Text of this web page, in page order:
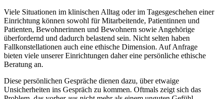
Viele Situationen im klinischen Alltag oder im Tagesgeschehen einer
Einrichtung können sowohl für Mitarbeitende, Patientinnen und
Patienten, Bewohnerinnen und Bewohnern sowie Angehörige
überfordernd und dadurch belastend sein. Nicht selten haben
Fallkonstellationen auch eine ethische Dimension. Auf Anfrage
bieten viele unserer Einrichtungen daher eine persönliche ethische
Beratung an.
Diese persönlichen Gespräche dienen dazu, über etwaige
Unsicherheiten ins Gespräch zu kommen. Oftmals zeigt sich das